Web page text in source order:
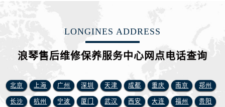
甘肃省白银市白银区北京路浪琴售后服务中心（需提前预约）
甘肃省敦煌市沙州镇阳关中路浪琴售后服务中心（需提前预约）
甘肃省合作市人民街浪琴售后服务中心（需提前预约）
LONGINES ADDRESS
浪琴售后维修保养服务中心网点电话查询
北京 上海 广州 深圳 天津 成都 重庆 南京 郑州
长沙 杭州 宁波 厦门 武汉 西安 大连 福州 贵阳